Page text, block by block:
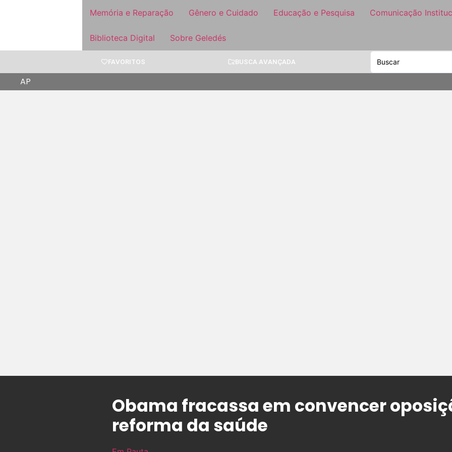
Memória e Reparação Gênero e Cuidado Educação e Pesquisa Comunicação
Biblioteca Digital Sobre Geledés
FAVORITOS BUSCA AVANÇADA
AP
Obama fracassa em convencer
reforma da saúde